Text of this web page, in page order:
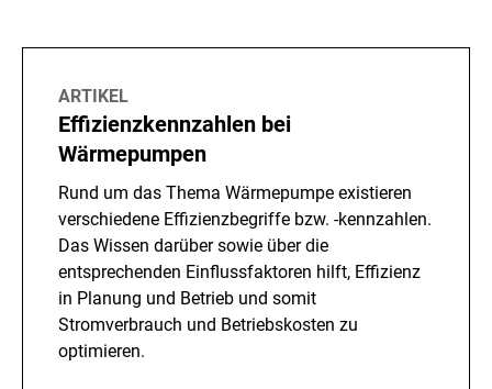
ARTIKEL
Effizienzkennzahlen bei
Wärmepumpen
Rund um das Thema Wärmepumpe existieren
verschiedene Effizienzbegriffe bzw. -kennzahlen.
Das Wissen darüber sowie über die
entsprechenden Einflussfaktoren hilft, Effizienz
in Planung und Betrieb und somit
Stromverbrauch und Betriebskosten zu
optimieren.